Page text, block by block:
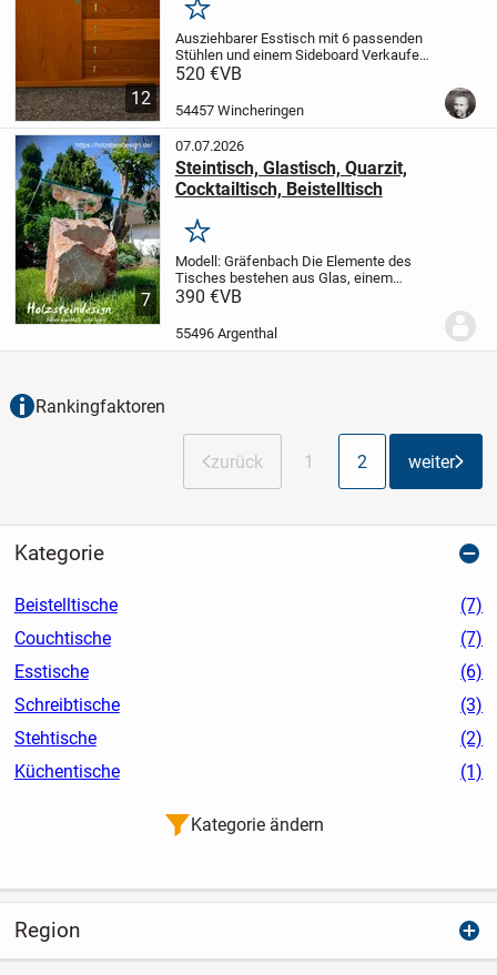
12
Merken
Ausziehbarer Esstisch mit 6 passenden
Stühlen und einem Sideboard Verkaufe
hochwertige Esszimmermöbel der
Tisch:Lönge: 160cm
520 €VB
54457 Wincheringen
7
07.07.2026
Steintisch, Glastisch, Quarzit,
Cocktailtisch, Beistelltisch
Merken
Modell: Gräfenbach Die Elemente des
Tisches bestehen aus Glas, einem
Quarzit Findling und einer
stammt aus dem Gebiet der
Gräfenbacher Hütte im Soonwald....
390 €VB
55496 Argenthal
Rankingfaktoren
zurück 1 2 weiter
Kategorie
Beistelltische
(7)
Couchtische
(7)
Esstische
(6)
Schreibtische
(3)
Stehtische
(2)
Küchentische
(1)
Kategorie ändern
Region